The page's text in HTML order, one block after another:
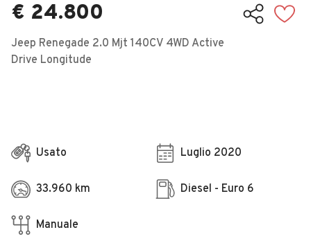
€ 24.800
Jeep Renegade 2.0 Mjt 140CV 4WD Active
Drive Longitude
Usato Luglio 2020
33.960 km Diesel - Euro 6
Manuale